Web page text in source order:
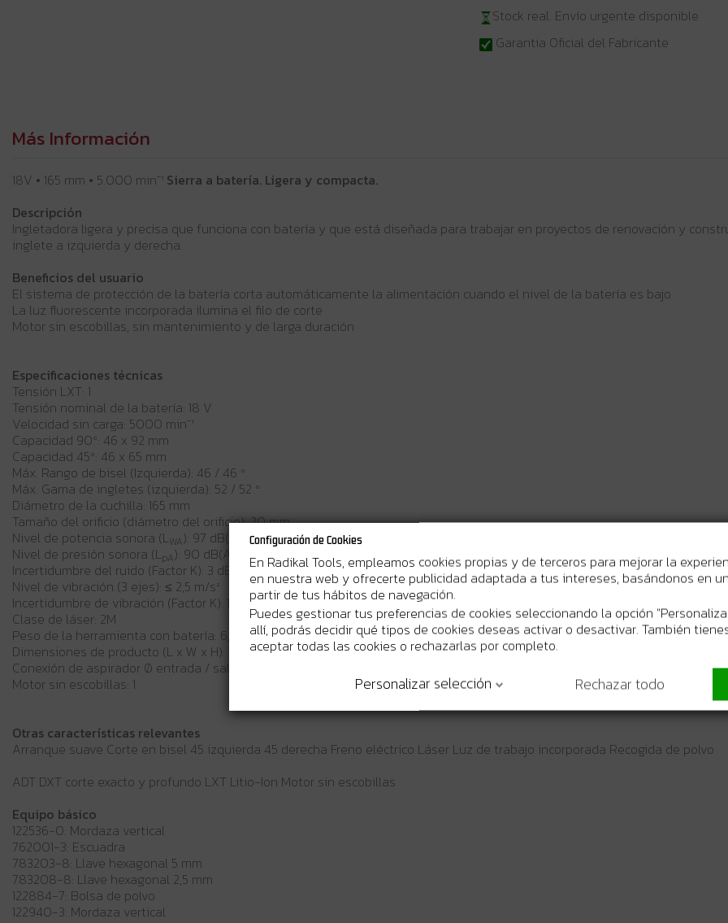
Stock real. Envío urgente disponible
Garantia Oficial del Fabricante
Más Información
18V • 165 mm • 5.000 min⁻¹ Sierra a batería. Ligera y compacta.
Descripción
Ingletadora ligera y precisa que funciona con batería y que está diseñada para trabajar en proyectos de renovación y
inglete a izquierda y derecha.
Beneficios del usuario
El sistema de protección de la batería corta automáticamente la alimentación cuando el nivel de la batería es bajo
La luz fluorescente incorporada ilumina el filo de corte
Motor sin escobillas, sin mantenimiento y de larga duración
Especificaciones técnicas
Tensión LXT: 1
Tensión nominal de la batería: 18 V
Velocidad sin carga: 5000 min⁻¹
Capacidad 90º: 46 x 92 mm
Capacidad 45º: 46 x 65 mm
Máx. Rango de bisel (Izquierda): 46 / 46 º
Máx. Gama de ingletes (izquierda): 52 / 52 º
Diámetro de la cuchilla: 165 mm
Tamaño del orificio (diámetro del orificio): 20 mm
Nivel de potencia sonora (LWA): 97 dB(A)
Nivel de presión sonora (LpA): 90 dB(A)
Incertidumbre del ruido (Factor K): 3 dB(A)
Nivel de vibración (3 ejes): ≤ 2,5 m/s²
Incertidumbre de vibración (Factor K): 1,5 m/s²
Clase de láser: 2M
Peso de la herramienta con batería: 6,3 - 6,6 kg
Dimensiones de producto (L x W x H): 340 x 400 x 440 mm
Conexión de aspirador Ø entrada / salida: 32/37 mm
Motor sin escobillas: 1
Otras características relevantes
Arranque suave Corte en bisel 45 izquierda 45 derecha Freno eléctrico Láser Luz de trabajo incorporada Recogida de polvo
ADT DXT corte exacto y profundo LXT Litio-Ion Motor sin escobillas
Equipo básico
122536-0: Mordaza vertical
762001-3: Escuadra
783203-8: Llave hexagonal 5 mm
783208-8: Llave hexagonal 2,5 mm
122884-7: Bolsa de polvo
122940-3: Mordaza vertical
Configuración de Cookies
En Radikal Tools, empleamos cookies propias y de terceros para mejorar la
en nuestra web y ofrecerte publicidad adaptada a tus intereses, basándonos en
partir de tus hábitos de navegación.
Puedes gestionar tus preferencias de cookies seleccionando la opción
allí, podrás decidir qué tipos de cookies deseas activar o desactivar. También
aceptar todas las cookies o rechazarlas por completo.
Personalizar selección Rechazar todo